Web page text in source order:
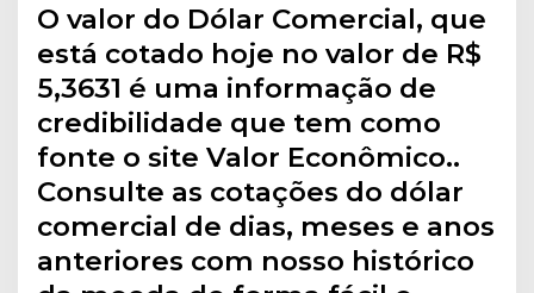
O valor do Dólar Comercial, que
está cotado hoje no valor de R$
5,3631 é uma informação de
credibilidade que tem como
fonte o site Valor Econômico..
Consulte as cotações do dólar
comercial de dias, meses e anos
anteriores com nosso histórico